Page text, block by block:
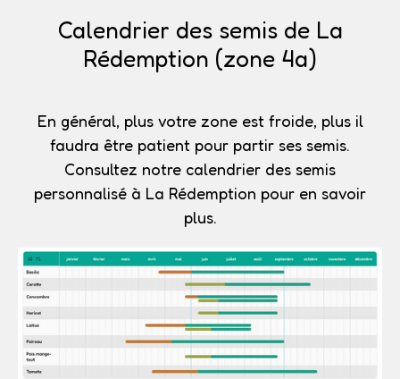
Calendrier des semis de La
Rédemption (zone 4a)
En général, plus votre zone est froide, plus il
faudra être patient pour partir ses semis.
Consultez notre calendrier des semis
personnalisé à La Rédemption pour en savoir
plus.